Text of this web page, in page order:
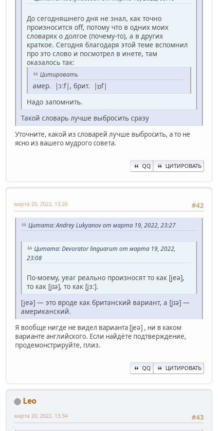
До сегодняшнего дня не знал, как точно
произносится off, потому что в одних моих
словарях о долгое (почему-то), а в других
краткое. Сегодня благодаря этой теме вспомнил
про это слово и посмотрел в инете, там
оказалось так:
Цитировать
амер. |ɔːf|, брит. |ɒf|
Надо запомнить.
Такой словарь лучше выбросить сразу
Уточните, какой из словарей лучше выбросить, а то не
ясно из вашего мудрого совета.
QQ ЦИТИРОВАТЬ
#42
марта 20, 2022, 13:26
Цитата: Andrey Lukyanov от марта 19, 2022, 23:27
Цитата: Devorator linguarum от марта 19, 2022,
23:08
По-моему, year реально произносят то как [jeə],
то как [jɪə], то как [jз:].
[jeə] — это вроде как британский вариант, а [jɪə] —
американский.
Я вообще нигде не видел варианта [jeə] , ни в каком
варианте английского. Если найдёте подтверждение,
продемонстрируйте, плиз.
QQ ЦИТИРОВАТЬ
Leo
#43
марта 20, 2022, 13:34